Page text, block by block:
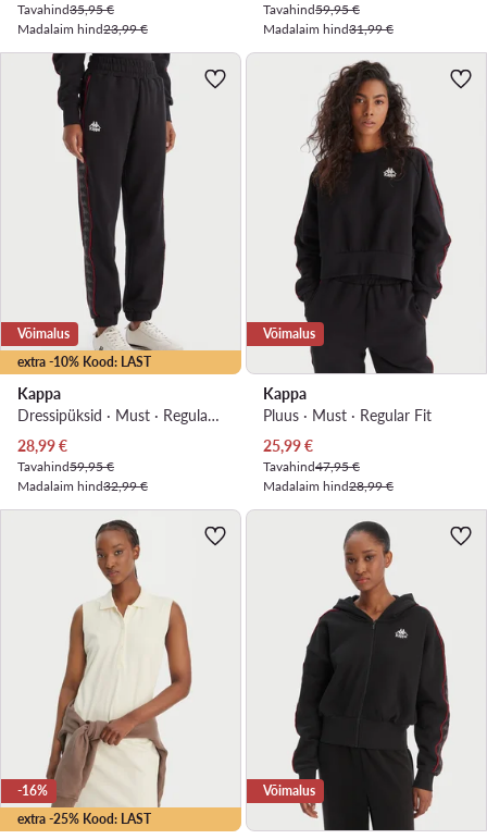
Tavahind35,95 €
Madalaim hind23,99 €
Tavahind59,95 €
Madalaim hind31,99 €
extra -10% Kood: LAST
Võimalus
Kappa
Dressipüksid · Must · Regular Fit
Praegune hind
28,99€
Tavahind59,95 €
Madalaim hind32,99 €
Võimalus
Kappa
Pluus · Must · Regular Fit
Praegune hind
25,99€
Tavahind47,95 €
Madalaim hind28,99 €
extra -25% Kood: LAST
-16% Võimalus